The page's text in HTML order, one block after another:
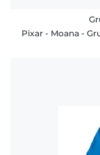
Pixar - Moana -